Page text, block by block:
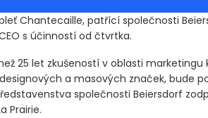
Chantecaille, patřící společnosti
s účinností od čtvrtka.
25 let zkušeností v oblasti
a masových značek, bude
společnosti Beiersdorf
Prairie.